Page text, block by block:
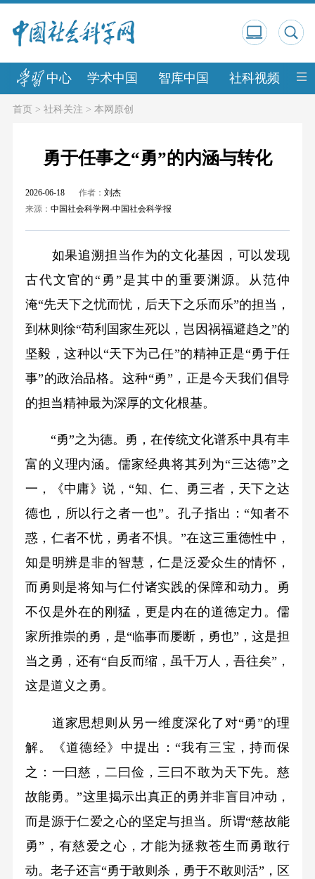
中心 学术中国 智库中国 社科视频 中
首页> 社科关注 > 本网原创
勇于任事之“勇”的内涵与转化
2026-06-18 作者： 刘杰
来源： 中国社会科学网-中国社会科学报
如果追溯担当作为的文化基因，可以发现
古代文官的“勇”是其中的重要渊源。从范仲
淹“先天下之忧而忧，后天下之乐而乐”的担当，
到林则徐“苟利国家生死以，岂因祸福避趋之”的
坚毅，这种以“天下为己任”的精神正是“勇于任
事”的政治品格。这种“勇”，正是今天我们倡导
的担当精神最为深厚的文化根基。
“勇”之为德。勇，在传统文化谱系中具有丰
富的义理内涵。儒家经典将其列为“三达德”之
一，《中庸》说，“知、仁、勇三者，天下之达
德也，所以行之者一也”。孔子指出：“知者不
惑，仁者不忧，勇者不惧。”在这三重德性中，
知是明辨是非的智慧，仁是泛爱众生的情怀，
而勇则是将知与仁付诸实践的保障和动力。勇
不仅是外在的刚猛，更是内在的道德定力。儒
家所推崇的勇，是“临事而屡断，勇也”，这是担
当之勇，还有“自反而缩，虽千万人，吾往矣”，
这是道义之勇。
道家思想则从另一维度深化了对“勇”的理
解。《道德经》中提出：“我有三宝，持而保
之：一曰慈，二曰俭，三曰不敢为天下先。慈
故能勇。”这里揭示出真正的勇并非盲目冲动，
而是源于仁爱之心的坚定与担当。所谓“慈故能
勇”，有慈爱之心，才能为拯救苍生而勇敢行
动。老子还言“勇于敢则杀，勇于不敢则活”，区